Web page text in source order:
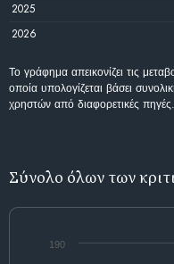
2025
2026
Το γράφημα απεικονίζει τις
οποία υπολογίζεται βάσει
χρηστών από διαφορετικές πηγές.
Σύνολο όλων των
190